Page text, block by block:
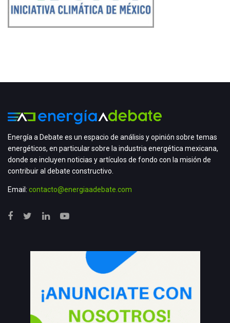
Energía a Debate es un espacio de análisis y opinión sobre temas
energéticos, en particular sobre la industria energética mexicana,
donde se incluyen noticias y artículos de fondo con la misión de
contribuir al debate constructivo.
Email: contacto@energiaadebate.com